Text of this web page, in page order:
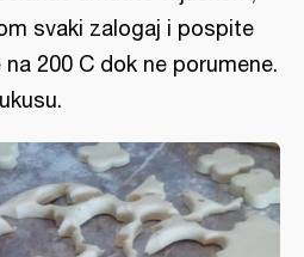
svaki zalogaj i pospite
200 C dok ne porumene.